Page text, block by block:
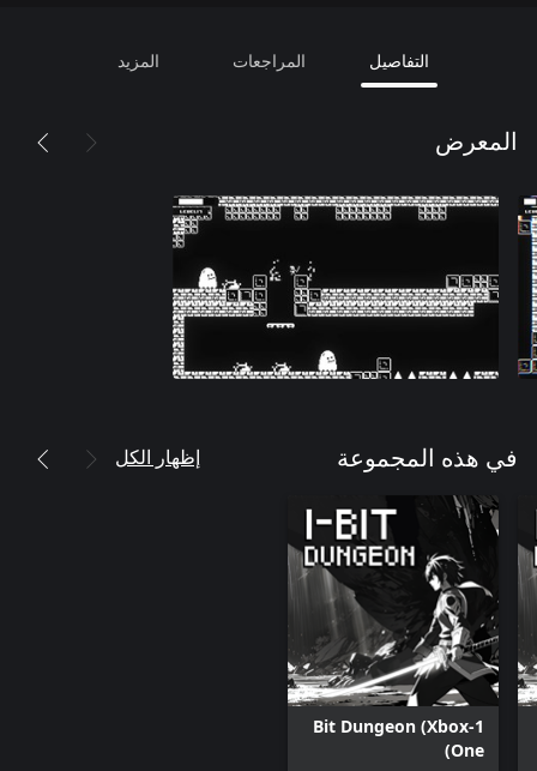
التفاصيل المراجعات المزيد
المعرض
في هذه المجموعة إظهار الكل
1-Bit Dungeon (Xbox
One)